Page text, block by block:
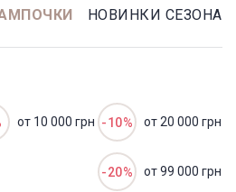
НОВИНКИ СЕЗОНА
от 10 000 грн -10% от 20 000 грн
-20% от 99 000 грн